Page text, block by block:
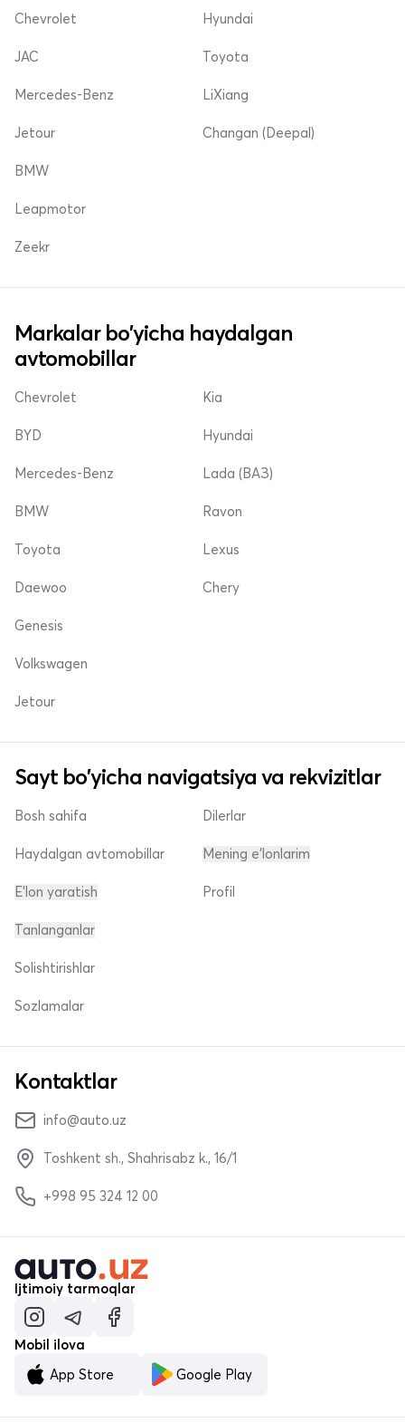
Chevrolet Hyundai
JAC
Mercedes-Benz
Jetour
Toyota
LiXiang
Changan (Deepal)
BMW
Leapmotor
Zeekr
Markalar bo'yicha haydalgan
avtomobillar
Chevrolet
BYD
Mercedes-Benz
Kia
Hyundai
Lada (ВАЗ)
BMW
Toyota
Daewoo
Ravon
Lexus
Chery
Genesis
Volkswagen
Jetour
Sayt bo'yicha navigatsiya va rekvizitlar
Bosh sahifa
Haydalgan avtomobillar
E'lon yaratish
Dilerlar
Mening e'lonlarim
Profil
Tanlanganlar
Solishtirishlar
Sozlamalar
Kontaktlar
info@auto.uz
Toshkent sh., Shahrisabz k., 16/1
+998 95 324 12 00
Ijtimoiy tarmoqlar
Mobil ilova
App Store
Google Play